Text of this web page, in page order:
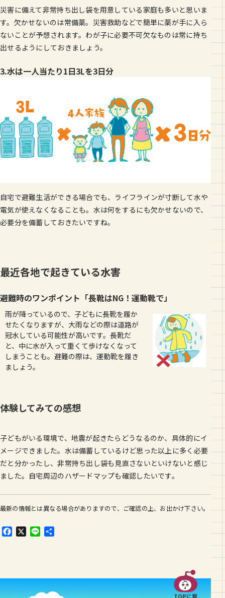
災害に備えて非常持ち出し袋を用意している家庭も多いと思いま
す。欠かせないのは常備薬。災害救助などで簡単に薬が手に入ら
ないことが予想されます。わが子に必要不可欠なものは常に持ち
出せるようにしておきましょう。
3.水は一人当たり1日3Lを3日分
自宅で避難生活ができる場合でも、ライフラインが寸断して水や
電気が使えなくなることも。水は何をするにも欠かせないので、
必要分を備蓄しておきたいですね。
最近各地で起きている水害
避難時のワンポイント「長靴はNG！運動靴で」
雨が降っているので、子どもに長靴を履か
せたくなりますが、大雨などの際は道路が
冠水している可能性が高いです。長靴だ
と、中に水が入って重くて歩けなくなって
しまうことも。避難の際は、運動靴を履き
ましょう。
体験してみての感想
子どもがいる環境で、地震が起きたらどうなるのか、具体的にイ
メージできました。水は備蓄しているけど思った以上に多く必要
だと分かったし、非常持ち出し袋も見直さないといけないと感じ
ました。自宅周辺のハザードマップも確認したいです。
最新の情報とは異なる場合がありますので、ご確認の上、お出かけ下さい。
F
o
o
X
L
TOPに戻